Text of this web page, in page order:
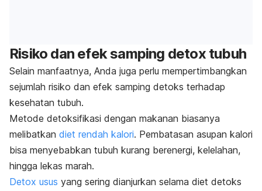
Risiko dan efek samping detox tubuh
Selain manfaatnya, Anda juga perlu mempertimbangkan
sejumlah risiko dan efek samping detoks terhadap
kesehatan tubuh.
Metode detoksifikasi dengan makanan biasanya
melibatkan diet rendah kalori. Pembatasan asupan kalori
bisa menyebabkan tubuh kurang berenergi, kelelahan,
hingga lekas marah.
Detox usus yang sering dianjurkan selama diet detoks